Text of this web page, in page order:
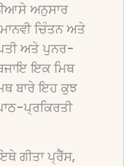
ਅਨੁਸਾਰ
ਚਿੰਤਨ ਅਤੇ
ਅਤੇ ਪੁਨਰ-
ਇਕ ਮਿਥ
ਬਾਰੇ ਇਹ ਕੁਝ
ਪ੍ਰਕਿਰਤੀ
ਗੀਤਾ ਪ੍ਰੈੱਸ,